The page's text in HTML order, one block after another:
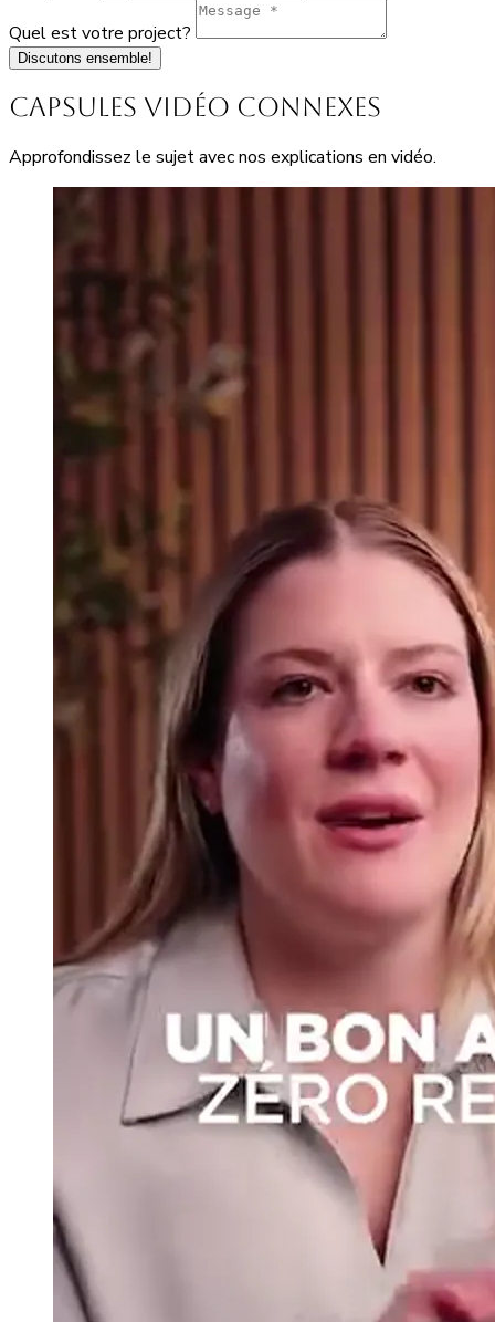
Quel est votre project?
Discutons ensemble!
Capsules vidéo connexes
Approfondissez le sujet avec nos explications en vidéo.